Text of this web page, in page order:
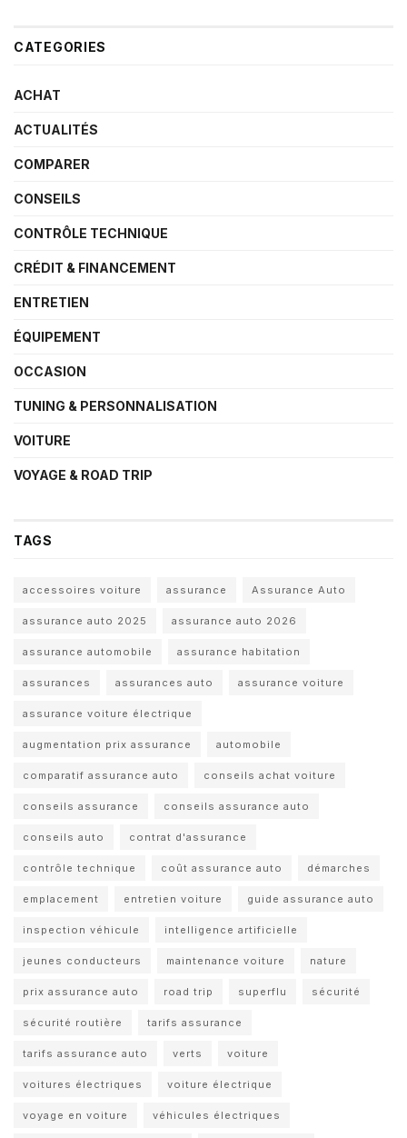
CATEGORIES
ACHAT
ACTUALITÉS
COMPARER
CONSEILS
CONTRÔLE TECHNIQUE
CRÉDIT & FINANCEMENT
ENTRETIEN
ÉQUIPEMENT
OCCASION
TUNING & PERSONNALISATION
VOITURE
VOYAGE & ROAD TRIP
TAGS
accessoires voiture assurance Assurance Auto
assurance auto 2025 assurance auto 2026
assurance automobile assurance habitation
assurances assurances auto assurance voiture
assurance voiture électrique
augmentation prix assurance automobile
comparatif assurance auto conseils achat voiture
conseils assurance conseils assurance auto
conseils auto contrat d'assurance
contrôle technique coût assurance auto démarches
emplacement entretien voiture guide assurance auto
inspection véhicule intelligence artificielle
jeunes conducteurs maintenance voiture nature
prix assurance auto road trip superflu sécurité
sécurité routière tarifs assurance
tarifs assurance auto verts voiture
voitures électriques voiture électrique
voyage en voiture véhicules électriques